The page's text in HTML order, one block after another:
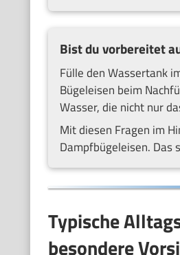
Bist du vorbereitet
Fülle den Wassertank
Bügeleisen beim
Wasser, die nicht nur
Mit diesen Fragen im
Dampfbügeleisen. Das
Typische
besondere